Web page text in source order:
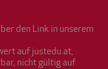
den Link in unserem
auf justedu.at,
nicht gültig auf